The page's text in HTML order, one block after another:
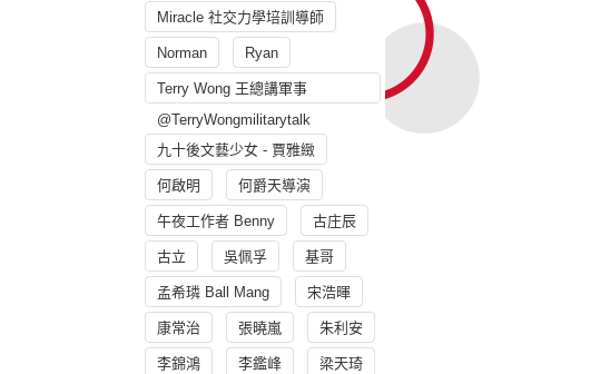
Miracle 社交力學培訓導師
Norman Ryan
Terry Wong 王總講軍事
@TerryWongmilitarytalk
九十後文藝少女 - 賈雅緻
何啟明 何爵天導演
午夜工作者 Benny 古庄辰
古立 吳佩孚 基哥
孟希璘 Ball Mang 宋浩暉
康常治 張曉嵐 朱利安
李錦鴻 李鑑峰 梁天琦